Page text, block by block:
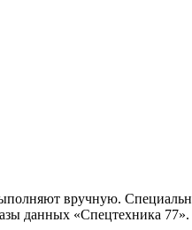
вручную.
данных «Спецтехника 77».